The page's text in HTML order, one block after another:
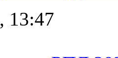
13:47